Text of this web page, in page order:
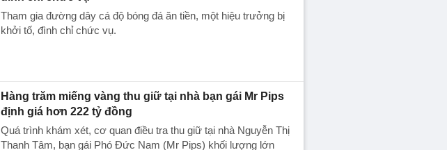
Tham gia đường dây cá độ bóng đá ăn tiền, một hiệu trưởng bị
khởi tố, đình chỉ chức vụ.
Hàng trăm miếng vàng thu giữ tại nhà bạn gái Mr Pips
định giá hơn 222 tỷ đồng
Quá trình khám xét, cơ quan điều tra thu giữ tại nhà Nguyễn Thị
Thanh Tâm, bạn gái Phó Đức Nam (Mr Pips) khối lượng lớn